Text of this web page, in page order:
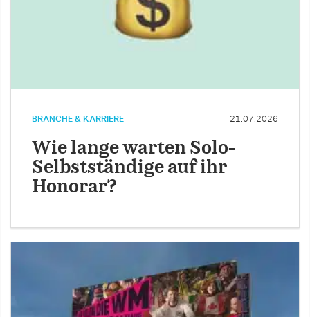
BRANCHE & KARRIERE 21.07.2026
Wie lange warten Solo-
Selbstständige auf ihr
Honorar?